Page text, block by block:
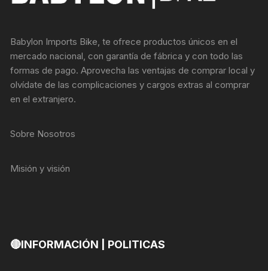
Babylon Imports Bike, te ofrece productos únicos en el
mercado nacional, con garantía de fábrica y con todo las
formas de pago. Aprovecha las ventajas de comprar local y
olvídate de las complicaciones y cargos extras al comprar
en el extranjero.
Sobre Nosotros
Misión y visión
🔴INFORMACIÓN | POLITICAS